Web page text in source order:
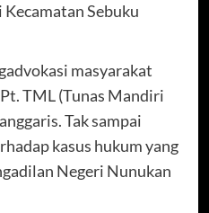
Sebuku
masyarakat
TML (Tunas Mandiri
Tak sampai
kasus hukum yang
Negeri Nunukan